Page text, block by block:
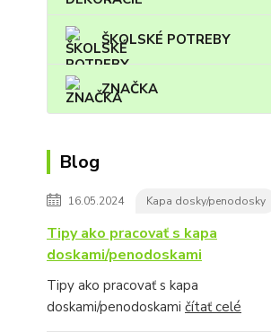
ŠKOLSKÉ POTREBY
ZNAČKA
Blog
16.05.2024 Kapa dosky/penodosky
Tipy ako pracovať s kapa
doskami/penodoskami
Tipy ako pracovať s kapa
doskami/penodoskami čítať celé